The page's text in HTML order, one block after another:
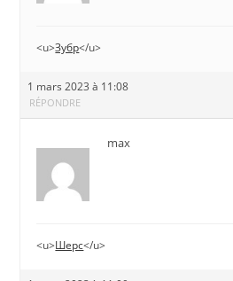
<u>Зубр</u>
1 mars 2023 à 11:08
RÉPONDRE
max
<u>Шерс</u>